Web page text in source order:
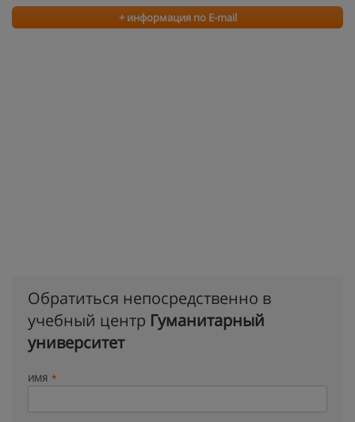
+ информация по E-mail
Обратиться непосредственно в
учебный центр Гуманитарный
университет
ИМЯ